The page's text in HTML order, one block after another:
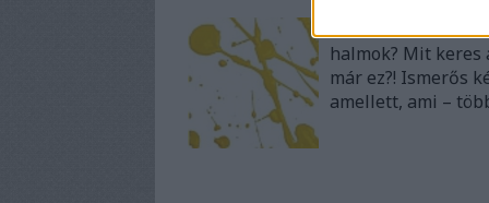
Miért rohadt szét
halmok? Mit keres
már ez?! Ismerős
amellett, ami –